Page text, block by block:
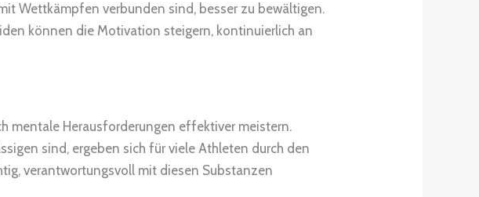
Wettkämpfen verbunden sind, besser zu bewältigen.
können die Motivation steigern, kontinuierlich an
mentale Herausforderungen effektiver meistern.
sind, ergeben sich für viele Athleten durch den
verantwortungsvoll mit diesen Substanzen